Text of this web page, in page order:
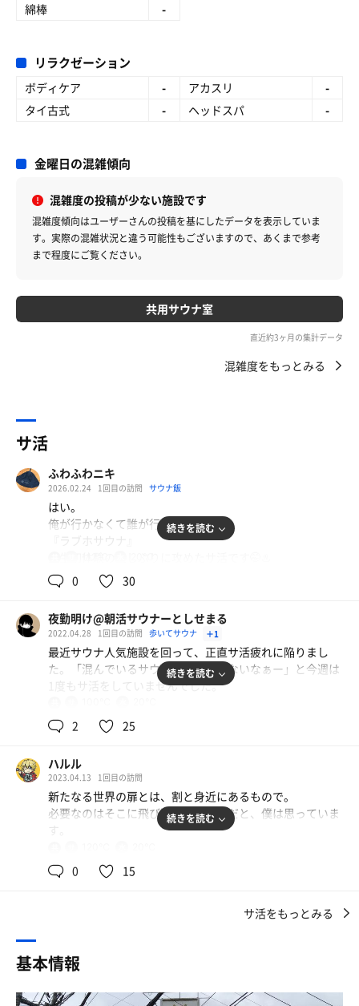
綿棒
-
リラクゼーション
ボディケア - アカスリ
-
タイ古式
- ヘッドスパ -
金曜日の混雑傾向
混雑度の投稿が少ない施設です
混雑度傾向はユーザーさんの投稿を基にしたデータを表示していま
す。 実際の混雑状況と違う可能性もございますので、あくまで参考
まで程度にご覧ください。
共用サウナ室
直近約3ヶ月の集計データ
混雑度をもっとみる
サ活
ふわふわニキ
2026.02.24 1回目の訪問 サウナ飯
はい。
俺が行かなくて誰が行く？という
『ラブホサウナ』
こんな投稿は福島のバイパスサウナ以来かな？
あそこはまた別の意味で攻めてるんだけどね笑
オシャレな温浴施設は皆様が行ってください😌
夕方に着き、部屋をチェック
画面の表示が見づらくて、うっかり206を見落として207
ばちゃんにため息つかれたのでそのまま和室に笑
部屋にinして、早速サウナスイッチON！
浴槽に水を張りながら、30分くらいで90℃近くまで上がっ
たので、頭と体洗ってサ室にin
SLはできないけど、意外とカラカラしてなくていい感じだ
けど、やっぱり汗は出にくいかな
サ室にタイマー付いてないので、職場の同僚からもらった
続きを読む
0 30
夜勤明け@朝活サウナーとしせまる
2022.04.28 1回目の訪問 歩いてサウナ ＋1
最近サウナ人気施設を回って、正直サ活疲れに陥りまし
た。「混んでいるサウナは行きたくないなぁー」と今週は
1度もサ活をしていませんでした。
会員制のソロサウナを検索してみるも、金額や会員になる
条件が厳しく現実的な選択ではありません。
それではと以前行ったラブホサ活を調べて見ると、地元鶯
谷のラブホにサウナがある施設を2件見つけました。
ただネット予約ができないので、直接行ってみるしかあり
1件目「ステーションスクエア」に行くも、唯一のサウナ
「これはやばいなぁ」と内心焦りつつ、2件目「ホテルス
テーション3」に行くと、なんとサウナ付きの部屋が2部屋
に入室しました。
①サウナは30分程で90度まで上がりました。後に100度以
続きを読む
2 25
ハルル
2023.04.13 1回目の訪問
新たなる世界の扉とは、割と身近にあるもので。
必要なのはそこに飛び込む「勇気」だと、僕は思っていま
す。
さてそんな、もう擦られまくったであろう新たなる世界に
目をつけた僕は、最寄駅から乗り換えも込みで1時間半！
サウナ」です。
サウナイキタイで少し調べ、ここ「ホテルステーションス
続きを読む
0 15
サ活をもっとみる
基本情報